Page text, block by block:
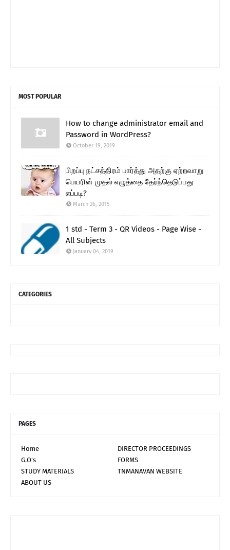
MOST POPULAR
How to change administrator email and
Password in WordPress?
October 19, 2019
பிறப்பு நட்சத்திரம் பார்த்து அதற்கு ஏற்றவாறு
பெயரின் முதல் எழுத்தை தேர்ந்தெடுப்பது
எப்படி?
March 26, 2015
1 std - Term 3 - QR Videos - Page Wise -
All Subjects
January 04, 2019
CATEGORIES
PAGES
Home
DIRECTOR PROCEEDINGS
G.O's
FORMS
STUDY MATERIALS
TNMANAVAN WEBSITE
ABOUT US